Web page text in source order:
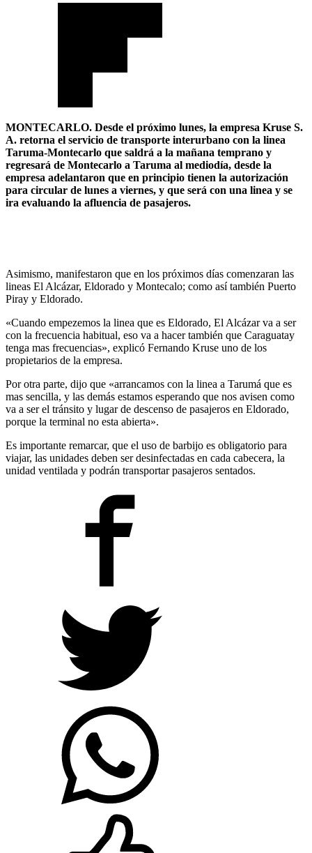
MONTECARLO. Desde el próximo lunes, la empresa Kruse S.
A. retorna el servicio de transporte interurbano con la linea
Taruma-Montecarlo que saldrá a la mañana temprano y
regresará de Montecarlo a Taruma al mediodía, desde la
empresa adelantaron que en principio tienen la autorización
para circular de lunes a viernes, y que será con una linea y se
ira evaluando la afluencia de pasajeros.
Asimismo, manifestaron que en los próximos días comenzaran las
lineas El Alcázar, Eldorado y Montecalo; como así también Puerto
Piray y Eldorado.
«Cuando empezemos la linea que es Eldorado, El Alcázar va a ser
con la frecuencia habitual, eso va a hacer también que Caraguatay
tenga mas frecuencias», explicó Fernando Kruse uno de los
propietarios de la empresa.
Por otra parte, dijo que «arrancamos con la linea a Tarumá que es
mas sencilla, y las demás estamos esperando que nos avisen como
va a ser el tránsito y lugar de descenso de pasajeros en Eldorado,
porque la terminal no esta abierta».
Es importante remarcar, que el uso de barbijo es obligatorio para
viajar, las unidades deben ser desinfectadas en cada cabecera, la
unidad ventilada y podrán transportar pasajeros sentados.